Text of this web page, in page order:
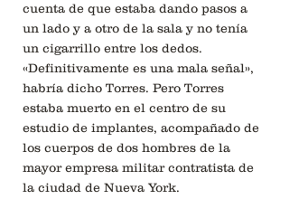
cuenta de que estaba dando pasos a
un lado y a otro de la sala y no tenía
un cigarrillo entre los dedos.
«Definitivamente es una mala señal»,
habría dicho Torres. Pero Torres
estaba muerto en el centro de su
estudio de implantes, acompañado de
los cuerpos de dos hombres de la
mayor empresa militar contratista de
la ciudad de Nueva York.